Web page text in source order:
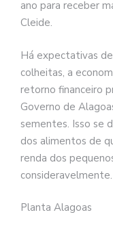
ano para receber
Cleide.
Há expectativas
colheitas, a
retorno financeiro
Governo de
sementes. Isso se
dos alimentos de
renda dos
consideravelmente.
Planta Alagoas